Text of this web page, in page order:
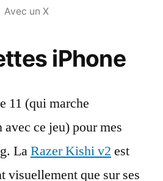
Avec un X
iPhone
11 (qui marche
ce jeu) pour mes
LaRazer Kishi v2 est
visuellement que sur ses